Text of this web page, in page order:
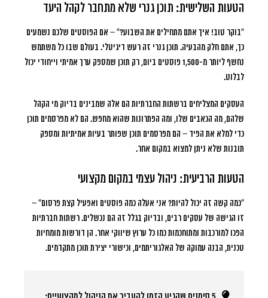
הטעות השלישית: תוכן גנרי שלא מתחבר לקהל היעד
“בוקר טוב! איך אתם מתחילים את השבוע?” – אם הפוסטים שלכם נשמעים
כך, אתם חלק מהבעיה. תוכן גנרי זה רעש דיגיטלי. בעולם שבו כל משתמש
נחשף ליותר מ-1,500 פוסטים ביום, רק תוכן שמספק ערך אמיתי וייחודי יכול
לבלוט.
העסקים המצליחים ברשתות החברתיות הם אלה שמבינים בדיוק מי הקהל
שלהם, מה הכאבים שלו, ומה הפתרונות שהוא מחפש. הם לא מפרסמים תוכן
כדי למלא את הפיד – הם מפרסמים תוכן שפותר בעיות אמיתיות ומספק
תובנות שלא ניתן למצוא במקום אחר.
הטעות הרביעית: ניהול עצמי במקום מקצועי
“כמה קשה זה יכול להיות? אני אעלה כמה פוסטים ואפעיל קצת פרסום” –
זו הגישה של עסקים רבים, ובדיוק בגלל זה הם נכשלים. רשתות חברתיות
הפכו למורכבות ומתוחכמות כמו כל ערוץ שיווקי אחר. הן דורשות מומחיות
טכנית, הבנה עמוקה של האלגוריתמים, וכישורי יצירת תוכן מתקדמים.